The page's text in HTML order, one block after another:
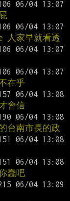
人家早就看透
在乎
會信
台南市長的政
蠢吧